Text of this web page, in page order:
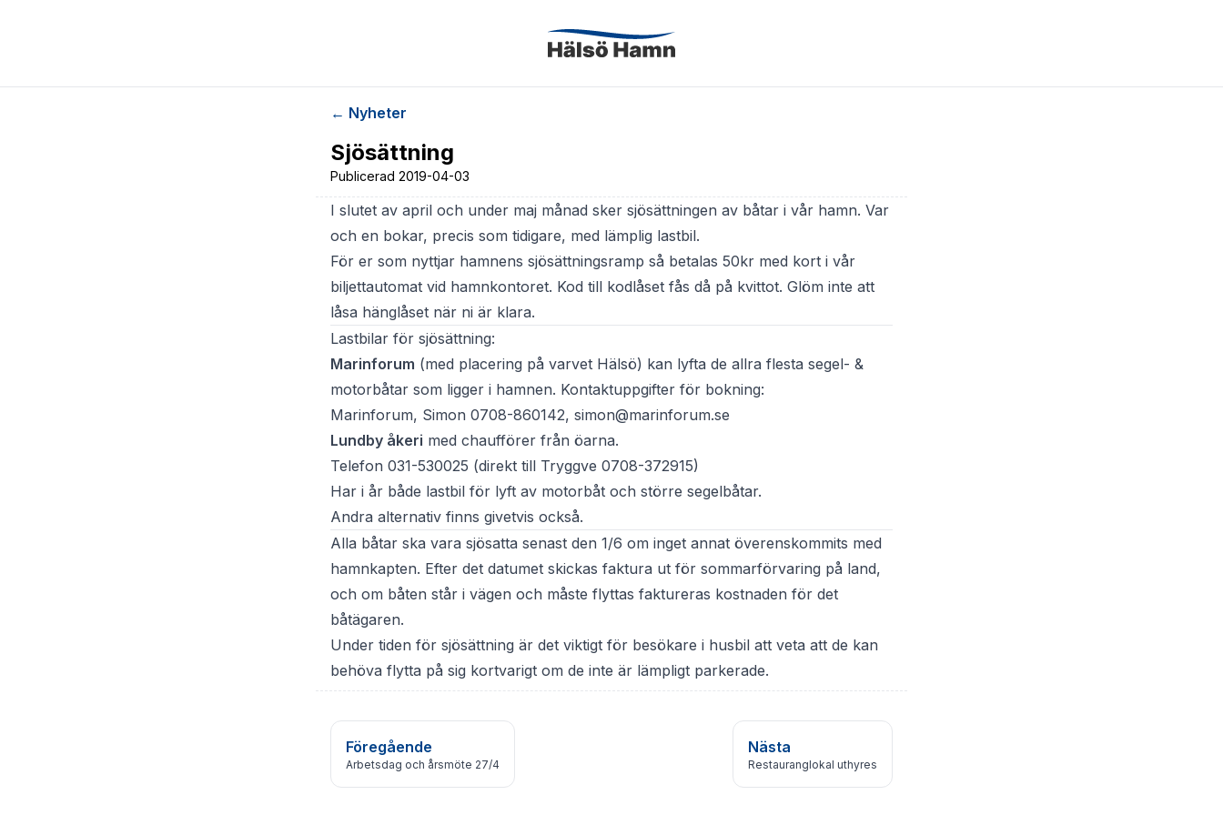
← Nyheter
Sjösättning
Publicerad 2019-04-03
I slutet av april och under maj månad sker sjösättningen av båtar i vår hamn. Var
och en bokar, precis som tidigare, med lämplig lastbil.
För er som nyttjar hamnens sjösättningsramp så betalas 50kr med kort i vår
biljettautomat vid hamnkontoret. Kod till kodlåset fås då på kvittot. Glöm inte att
låsa hänglåset när ni är klara.
Lastbilar för sjösättning:
Marinforum (med placering på varvet Hälsö) kan lyfta de allra flesta segel- &
motorbåtar som ligger i hamnen. Kontaktuppgifter för bokning:
Marinforum, Simon 0708-860142, simon@marinforum.se
Lundby åkeri med chaufförer från öarna.
Telefon 031-530025 (direkt till Tryggve 0708-372915)
Har i år både lastbil för lyft av motorbåt och större segelbåtar.
Andra alternativ finns givetvis också.
Alla båtar ska vara sjösatta senast den 1/6 om inget annat överenskommits med
hamnkapten. Efter det datumet skickas faktura ut för sommarförvaring på land,
och om båten står i vägen och måste flyttas faktureras kostnaden för det
båtägaren.
Under tiden för sjösättning är det viktigt för besökare i husbil att veta att de kan
behöva flytta på sig kortvarigt om de inte är lämpligt parkerade.
Föregående
Arbetsdag och årsmöte 27/4
Nästa
Restauranglokal uthyres